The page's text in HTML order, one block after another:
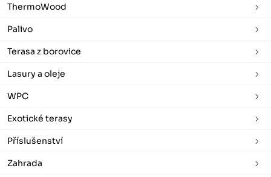
ThermoWood
Palivo
Terasa z borovice
Lasury a oleje
WPC
Exotické terasy
Příslušenství
Zahrada